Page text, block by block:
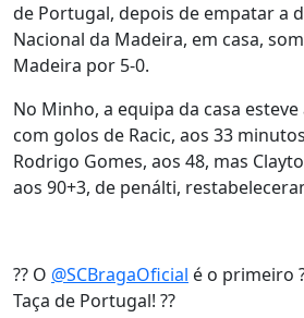
de Portugal, depois de empatar a
Nacional da Madeira, em casa,
Madeira por 5-0.
No Minho, a equipa da casa
com golos de Racic, aos 33
Rodrigo Gomes, aos 48, mas
aos 90+3, de penálti,
?? O @SCBragaOficial é o primeiro
Taça de Portugal! ??